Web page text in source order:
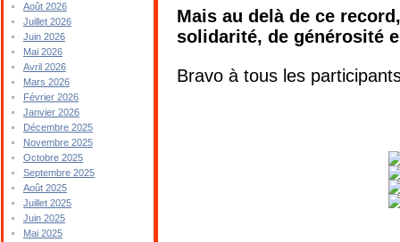
Août 2026
Juillet 2026
Juin 2026
Mai 2026
Avril 2026
Mars 2026
Février 2026
Janvier 2026
Décembre 2025
Novembre 2025
Octobre 2025
Septembre 2025
Août 2025
Juillet 2025
Juin 2025
Mai 2025
Mais au delà de ce
solidarité, de générosité
Bravo à tous les